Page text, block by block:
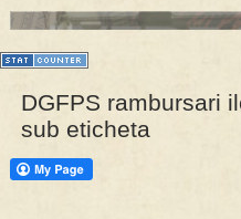
PRESA
DGFPS rambursari
sub eticheta